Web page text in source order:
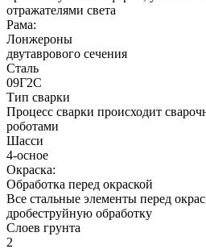
отражателями света
Рама:
Лонжероны
двутаврового сечения
Сталь
09Г2С
Тип сварки
Процесс сварки происходит
роботами
Шасси
4-осное
Окраска:
Обработка перед окраской
Все стальные элементы перед
дробеструйную обработку
Слоев грунта
2